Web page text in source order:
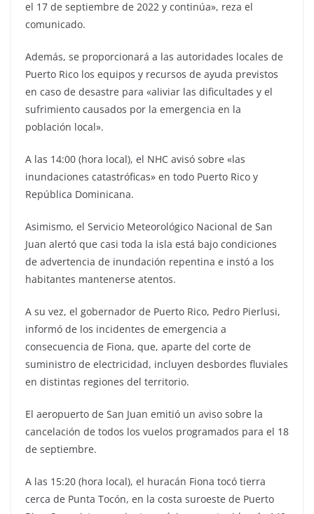
el 17 de septiembre de 2022 y continúa», reza el
comunicado.
Además, se proporcionará a las autoridades locales de
Puerto Rico los equipos y recursos de ayuda previstos
en caso de desastre para «aliviar las dificultades y el
sufrimiento causados por la emergencia en la
población local».
A las 14:00 (hora local), el NHC avisó sobre «las
inundaciones catastróficas» en todo Puerto Rico y
República Dominicana.
Asimismo, el Servicio Meteorológico Nacional de San
Juan alertó que casi toda la isla está bajo condiciones
de advertencia de inundación repentina e instó a los
habitantes mantenerse atentos.
A su vez, el gobernador de Puerto Rico, Pedro Pierlusi,
informó de los incidentes de emergencia a
consecuencia de Fiona, que, aparte del corte de
suministro de electricidad, incluyen desbordes fluviales
en distintas regiones del territorio.
El aeropuerto de San Juan emitió un aviso sobre la
cancelación de todos los vuelos programados para el 18
de septiembre.
A las 15:20 (hora local), el huracán Fiona tocó tierra
cerca de Punta Tocón, en la costa suroeste de Puerto